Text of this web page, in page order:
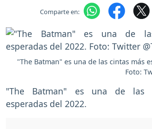
Comparte en:
"The Batman" es una de las cintas más
Foto:
"The Batman" es una de las
esperadas del 2022.